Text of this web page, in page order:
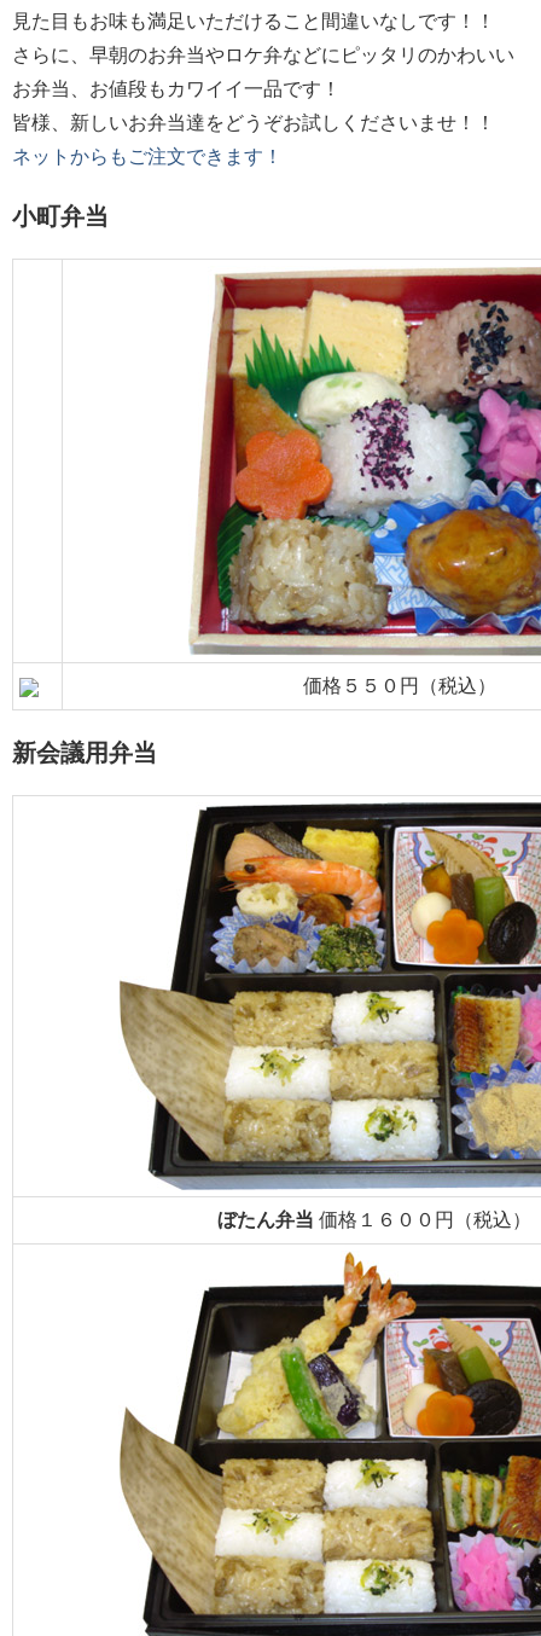
見た目もお味も満足いただけること間違いなしです！！
さらに、早朝のお弁当やロケ弁などにピッタリのかわいい
お弁当、お値段もカワイイ一品です！
皆様、新しいお弁当達をどうぞお試しくださいませ！！
ネットからもご注文できます！
小町弁当
価格５５０円（税込）
新会議用弁当
ぼたん弁当 価格１６００円（税込）